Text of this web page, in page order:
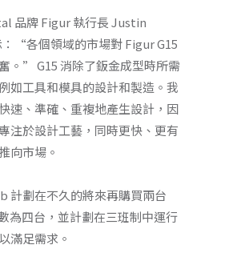
品牌 Figur 執行長 Justin
“各個領域的市場對 Figur G15
。” G15 消除了鈑金成型時所需
如工具和模具的設計和製造。我
速、準確、重複地產生設計，因
注於設計工藝，同時更快、更有
向市場。
計劃在不久的將來再購買兩台
為四台，並計劃在三班制中運行
滿足需求。